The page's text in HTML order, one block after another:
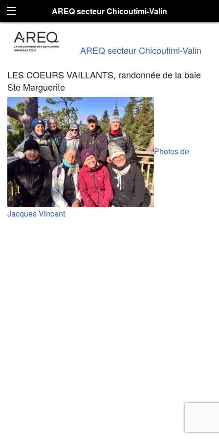
AREQ secteur Chicoutimi-Valin
AREQ secteur Chicoutimi-Valin
LES COEURS VAILLANTS, randonnée de la baie
Ste Marguerite
Photos de
Jacques Vincent